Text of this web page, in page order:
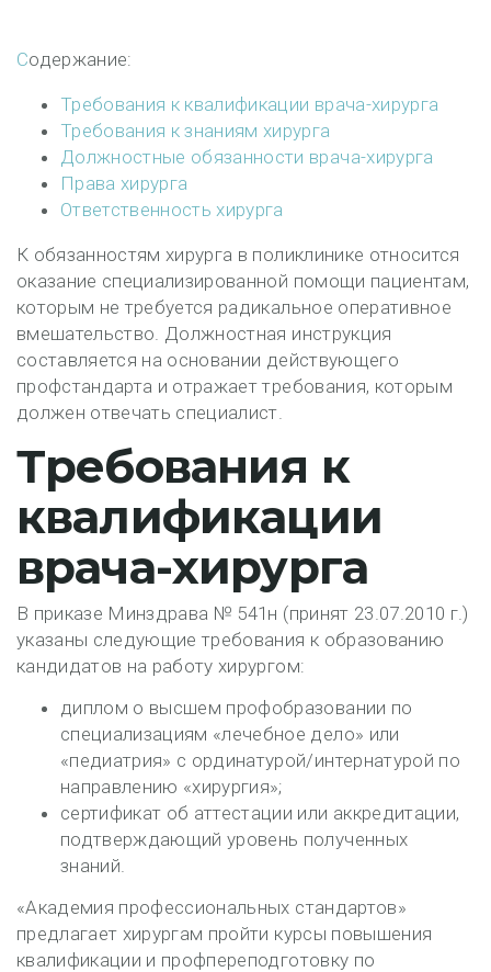
Содержание:
Требования к квалификации врача-хирурга
Требования к знаниям хирурга
Должностные обязанности врача-хирурга
Права хирурга
Ответственность хирурга
К обязанностям хирурга в поликлинике относится
оказание специализированной помощи пациентам,
которым не требуется радикальное оперативное
вмешательство. Должностная инструкция
составляется на основании действующего
профстандарта и отражает требования, которым
должен отвечать специалист.
Требования к
квалификации
врача-хирурга
В приказе Минздрава № 541н (принят 23.07.2010 г.)
указаны следующие требования к образованию
кандидатов на работу хирургом:
диплом о высшем профобразовании по
специализациям «лечебное дело» или
«педиатрия» с ординатурой/интернатурой по
направлению «хирургия»;
сертификат об аттестации или аккредитации,
подтверждающий уровень полученных
знаний.
«Академия профессиональных стандартов»
предлагает хирургам пройти курсы повышения
квалификации и профпереподготовку по